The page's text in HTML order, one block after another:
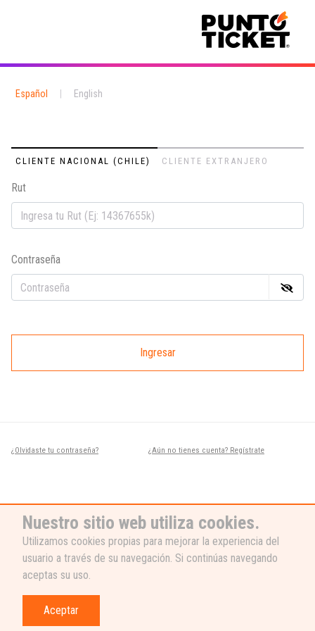
Español English
CLIENTE NACIONAL (CHILE) CLIENTE EXTRANJERO
Rut
Contraseña
Ingresar
¿Olvidaste tu contraseña? ¿Aún no tienes cuenta? Regístrate
Nuestro sitio web utiliza cookies.
Utilizamos cookies propias para mejorar la experiencia del
usuario a través de su navegación. Si continúas navegando
aceptas su uso.
Aceptar
¿NECESITAS AYUDA?
Nuestro equipo de soporte está listo